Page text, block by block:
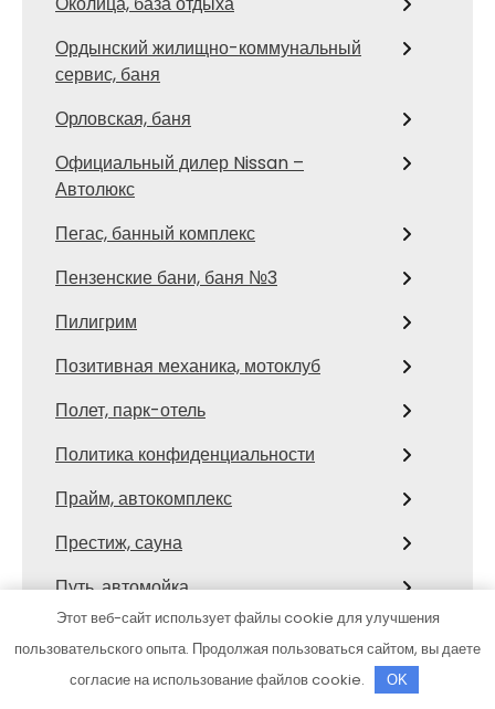
Ордынский жилищно-коммунальный
сервис, баня
Орловская, баня
Официальный дилер Nissan –
Автолюкс
Пегас, банный комплекс
Пензенские бани, баня №3
Пилигрим
Позитивная механика, мотоклуб
Полет, парк-отель
Политика конфиденциальности
Прайм, автокомплекс
Престиж, сауна
Путь, автомойка
Радуга, автомойка
Ралли 21
Этот веб-сайт использует файлы cookie для улучшения
пользовательского опыта. Продолжая пользоваться сайтом, вы даете
согласие на использование файлов cookie.
OK